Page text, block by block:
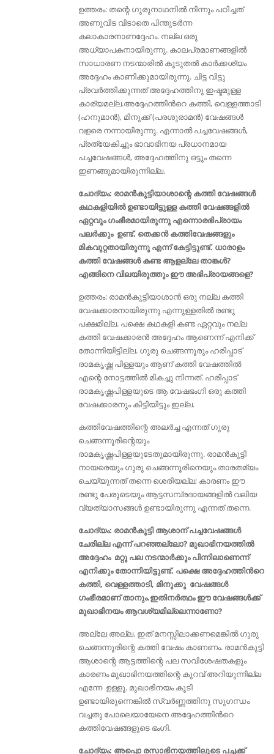
ഉത്തരം: തന്റെ ഗുരുനാഥനിൽ നിന്നും പഠിച്ചത്
അണുവിട വിടാതെ പിന്തുടർന്ന
കലാകാരനാണദ്ദേഹം. നല്ല ഒരു
അധ്യാപകനായിരുന്നു. കാലപ്രമാണങ്ങളിൽ
സാധാരണ നടന്മാരിൽ കൂടുതൽ കാർക്കശ്യം
അദ്ദേഹം കാണിക്കുമായിരുന്നു. ചിട്ട വിട്ടു
പ്രവർത്തിക്കുന്നത്‌ അദ്ദേഹത്തിനു ഇഷ്ടമുള്ള
കാര്യമല്ല.അദ്ദേഹത്തിൻറെ കത്തി, വെള്ളത്താടി
(ഹനുമാൻ), മിനുക്ക്‌ (പരശുരാമൻ) വേഷങ്ങൾ
വളരെ നന്നായിരുന്നു. എന്നാൽ പച്ചവേഷങ്ങൾ,
പ്രത്യേകിച്ചും ഭാവാഭിനയ പ്രധാനമായ
പച്ചവേഷങ്ങൾ, അദ്ദേഹത്തിനു ഒട്ടും തന്നെ
ഇണങ്ങുമായിരുന്നില്ല.
ചോദ്യം: രാമൻകുട്ടിയാശാന്റെ കത്തി വേഷങ്ങൾ
കഥകളിയിൽ ഉണ്ടായിട്ടുള്ള കത്തി വേഷങ്ങളിൽ
ഏറ്റവും ഗംഭീരമായിരുന്നു എന്നൊരഭിപ്രായം
പലർക്കും ഉണ്ട്. തെക്കൻ കത്തിവേഷങ്ങളും
മികവുറ്റതായിരുന്നു എന്ന് കേട്ടിട്ടുണ്ട്. ധാരാളം
കത്തി വേഷങ്ങൾ കണ്ട ആളല്ലേ താങ്കൾ?
എങ്ങിനെ വിലയിരുത്തും ഈ അഭിപ്രായങ്ങളെ?
ഉത്തരം: രാമൻകുട്ടിയാശാൻ ഒരു നല്ല കത്തി
വേഷക്കാരനായിരുന്നു എന്നുള്ളതിൽ രണ്ടു
പക്ഷമില്ല. പക്ഷെ കഥകളി കണ്ട ഏറ്റവും നല്ല
കത്തി വേഷക്കാരൻ അദ്ദേഹം ആണെന്ന് എനിക്ക്
തോന്നിയിട്ടില്ല. ഗുരു ചെങ്ങന്നൂരും ഹരിപ്പാട്
രാമകൃഷ്ണ പിള്ളയും ആണ് കത്തി വേഷത്തിൽ
എന്റെ നോട്ടത്തിൽ മികച്ചു നിന്നത്. ഹരിപ്പാട്
രാമകൃഷ്ണപിള്ളയുടെ ആ വേഷഭംഗി ഒരു കത്തി
വേഷക്കാരനും കിട്ടിയിട്ടും ഇല്ല.
കത്തിവേഷത്തിന്റെ അലർച്ച എന്നത് ഗുരു
ചെങ്ങന്നൂരിന്റെയും
രാമകൃഷ്ണപിള്ളയുടേതുമായിരുന്നു. രാമൻകുട്ടി
നായരെയും ഗുരു ചെങ്ങന്നൂരിനെയും താരതമ്യം
ചെയ്യുന്നത് തന്നെ ശെരിയല്ല; കാരണം ഈ
രണ്ടു പേരുടെയും ആട്ടസമ്പ്രദായങ്ങളിൽ വലിയ
വ്യത്യാസങ്ങൾ ഉണ്ടായിരുന്നു എന്നത് തന്നെ.
ചോദ്യം: രാമൻകുട്ടി ആശാന് പച്ചവേഷങ്ങൾ
ചേരില്ല എന്ന് പറഞ്ഞല്ലോ? മുഖാഭിനയത്തിൽ
അദ്ദേഹം മറ്റു പല നടന്മാർക്കും പിന്നിലാണെന്ന്
എനിക്കും തോന്നിയിട്ടുണ്ട്. പക്ഷെ അദ്ദേഹത്തിൻറെ
കത്തി, വെള്ളത്താടി, മിനുക്കു വേഷങ്ങൾ
ഗംഭീരമാണ് താനും.ഇതിനർത്ഥം ഈ വേഷങ്ങൾക്ക്
മുഖാഭിനയം ആവശ്യമില്ലെന്നാണോ?
അല്ലേ അല്ല. ഇത് മനസ്സിലാക്കണമെങ്കിൽ ഗുരു
ചെങ്ങന്നൂരിന്റെ കത്തി വേഷം കാണണം. രാമൻകുട്ടി
ആശാന്റെ ആട്ടത്തിന്റെ പല സവിശേഷതകളും
കാരണം മുഖാഭിനയത്തിന്റെ കുറവ് അറിയുന്നില്ല
എന്നേ ഉള്ളൂ. മുഖാഭിനയം കൂടി
ഉണ്ടായിരുന്നെങ്കിൽ സ്വർണ്ണത്തിനു സുഗന്ധം
വച്ചതു പോലെയായേനെ അദ്ദേഹത്തിൻറെ
കത്തിവേഷങ്ങളുടെ ഭംഗി.
ചോദ്യം: അപ്പൊ രസാഭിനയത്തിലൂടെ പച്ചക്ക്